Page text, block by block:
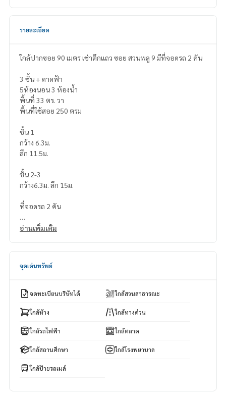
รายละเอียด
ใกล้ปากซอย 90 เมตร เช่าตึกแถว ซอย สวนพลู 9 มีที่จอดรถ 2 คัน
3 ชั้น + ดาดฟ้า
5ห้องนอน 3 ห้องน้ำ
พื้นที่ 33 ตร. วา
พื้นที่ใช้สอย 250 ตรม
ชั้น 1
กว้าง 6.3ม.
ลึก 11.5ม.
ชั้น 2-3
กว้าง6.3ม. ลึก 15ม.
ที่จอดรถ 2 คัน
สถานที่ใกล้เคียง
ถนนนราธิวาส 600 เมตร
ถนนสาทร 900 เมตร
ทางขึ้นทางด่วน (ด่านเลียบด่วน) 2 กม.
Near the entrance of Soi 90, shophouse for rent, Soi Suan
Plu 9. Includes parking for 2 cars.
อ่านเพิ่มเติม
จุดเด่นทรัพย์
จดทะเบียนบริษัทได้ ใกล้สวนสาธารณะ
ใกล้ห้าง ใกล้ทางด่วน
ใกล้รถไฟฟ้า ใกล้ตลาด
ใกล้สถานศึกษา ใกล้โรงพยาบาล
ใกล้ป้ายรถเมล์